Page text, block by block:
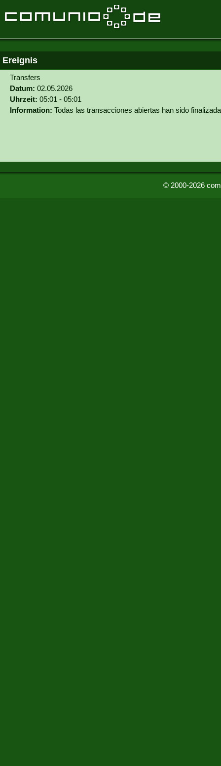
Ereignis
Transfers
Datum:02.05.2026
Uhrzeit:05:01 - 05:01
Information:Todas las transacciones abiertas han sido
© 2000-2026